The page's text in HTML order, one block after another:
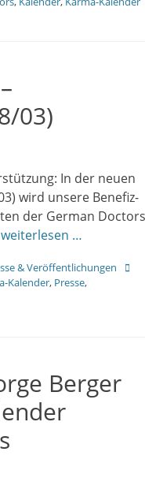
03)
In der neuen
wird unsere Benefiz-
der German
weiterlesen …
& Veröffentlichungen
Tags
Kalender, Presse,
Berger